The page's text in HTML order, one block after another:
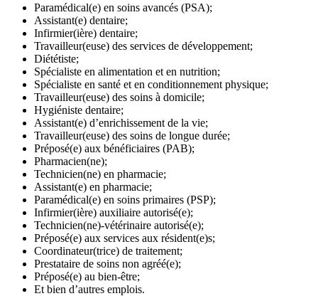
Paramédical(e) en soins avancés (PSA);
Assistant(e) dentaire;
Infirmier(ière) dentaire;
Travailleur(euse) des services de développement;
Diététiste;
Spécialiste en alimentation et en nutrition;
Spécialiste en santé et en conditionnement physique;
Travailleur(euse) des soins à domicile;
Hygiéniste dentaire;
Assistant(e) d’enrichissement de la vie;
Travailleur(euse) des soins de longue durée;
Préposé(e) aux bénéficiaires (PAB);
Pharmacien(ne);
Technicien(ne) en pharmacie;
Assistant(e) en pharmacie;
Paramédical(e) en soins primaires (PSP);
Infirmier(ière) auxiliaire autorisé(e);
Technicien(ne)-vétérinaire autorisé(e);
Préposé(e) aux services aux résident(e)s;
Coordinateur(trice) de traitement;
Prestataire de soins non agréé(e);
Préposé(e) au bien-être;
Et bien d’autres emplois.